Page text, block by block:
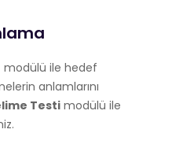
modülü ile hedef
anlamlarını
Testi modülü ile